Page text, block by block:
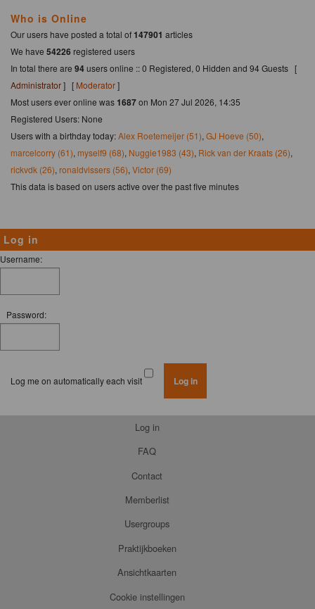
Who is Online
Our users have posted a total of147901 articles
We have 54226 registered users
In total there are 94users online :: 0 Registered, 0 Hidden and 94 Guests [
Administrator] [ Moderator]
Most users ever online was1687on Mon 27 Jul 2026, 14:35
Registered Users: None
Users with a birthday today:Alex Roetemeijer (51), GJ Hoeve (50),
marcelcorry (61), myself9 (68), Nuggie1983 (43), Rick van der Kraats (26),
rickvdk (26), ronaldvissers (56), Victor (69)
This data is based on users active over the past five minutes
Log in
Username:
Password:
Log me on automatically each visit
Log in
FAQ
Contact
Memberlist
Usergroups
Praktijkboeken
Ansichtkaarten
Cookie instellingen